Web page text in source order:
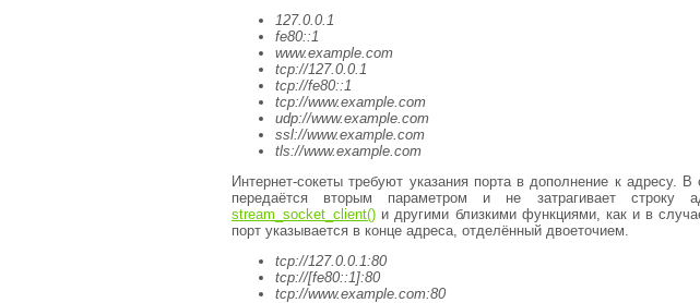
127.0.0.1
fe80::1
www.example.com
tcp://127.0.0.1
tcp://fe80::1
tcp://www.example.com
udp://www.example.com
ssl://www.example.com
tls://www.example.com
Интернет-сокеты требуют указания порта в дополнение к адресу. В
передаётся вторым параметром и не затрагивает строку
stream_socket_client() и другими близкими функциями, как и в
порт указывается в конце адреса, отделённый двоеточием.
tcp://127.0.0.1:80
tcp://[fe80::1]:80
tcp://www.example.com:80